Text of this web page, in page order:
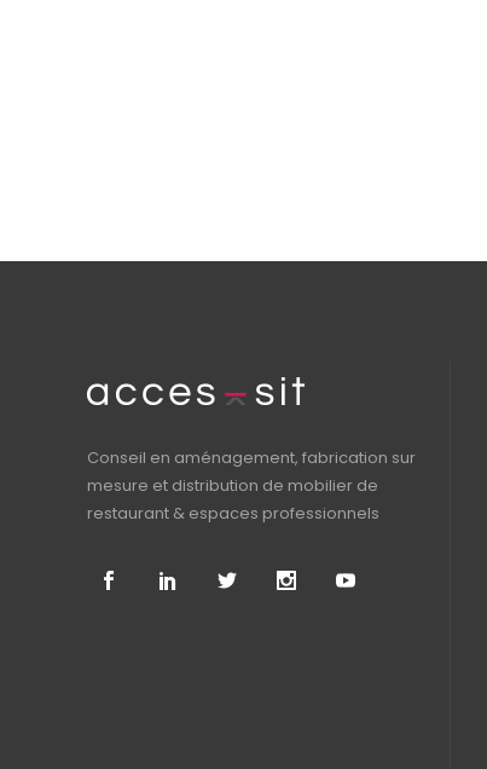
Conseil en aménagement, fabrication sur
mesure et distribution de mobilier de
restaurant & espaces professionnels